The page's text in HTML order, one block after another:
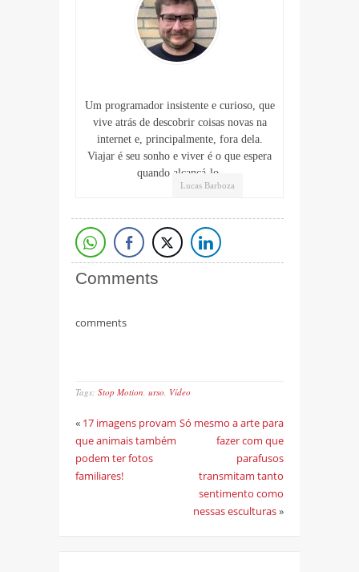
Lucas Barboza
Um programador insistente e curioso, que
vive atrás de descobrir coisas novas na
internet e, principalmente, fora dela.
Viajar é seu sonho e viver é o que espera
quando alcançá-lo.
Comments
comments
Tags: Stop Motion, urso, Vídeo
« 17 imagens provam
que animais também
podem ter fotos
familiares!
Só mesmo a arte para
fazer com que
parafusos
transmitam tanto
sentimento como
nessas esculturas»